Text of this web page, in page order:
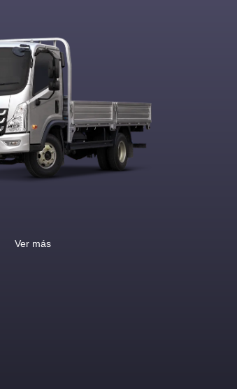
Ver más